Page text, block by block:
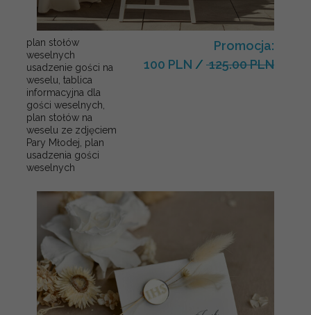
plan stołów
weselnych
usadzenie gości na
weselu, tablica
informacyjna dla
gości weselnych,
plan stołów na
weselu ze zdjęciem
Pary Młodej, plan
usadzenia gości
weselnych
Promocja:
100 PLN / 125.00 PLN